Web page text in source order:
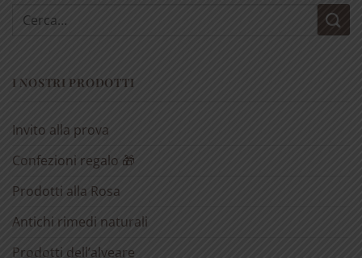
Cerca:
I NOSTRI PRODOTTI
Invito alla prova
Confezioni regalo 🎁
Prodotti alla Rosa
Antichi rimedi naturali
Prodotti dell’alveare